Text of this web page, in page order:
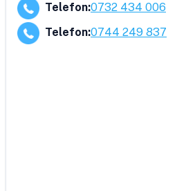
Telefon:0732 434 006
Telefon:0744 249 837